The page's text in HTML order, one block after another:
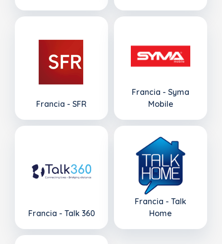
Francia - SFR
Francia - Syma
Mobile
Francia - Talk 360
Francia - Talk
Home